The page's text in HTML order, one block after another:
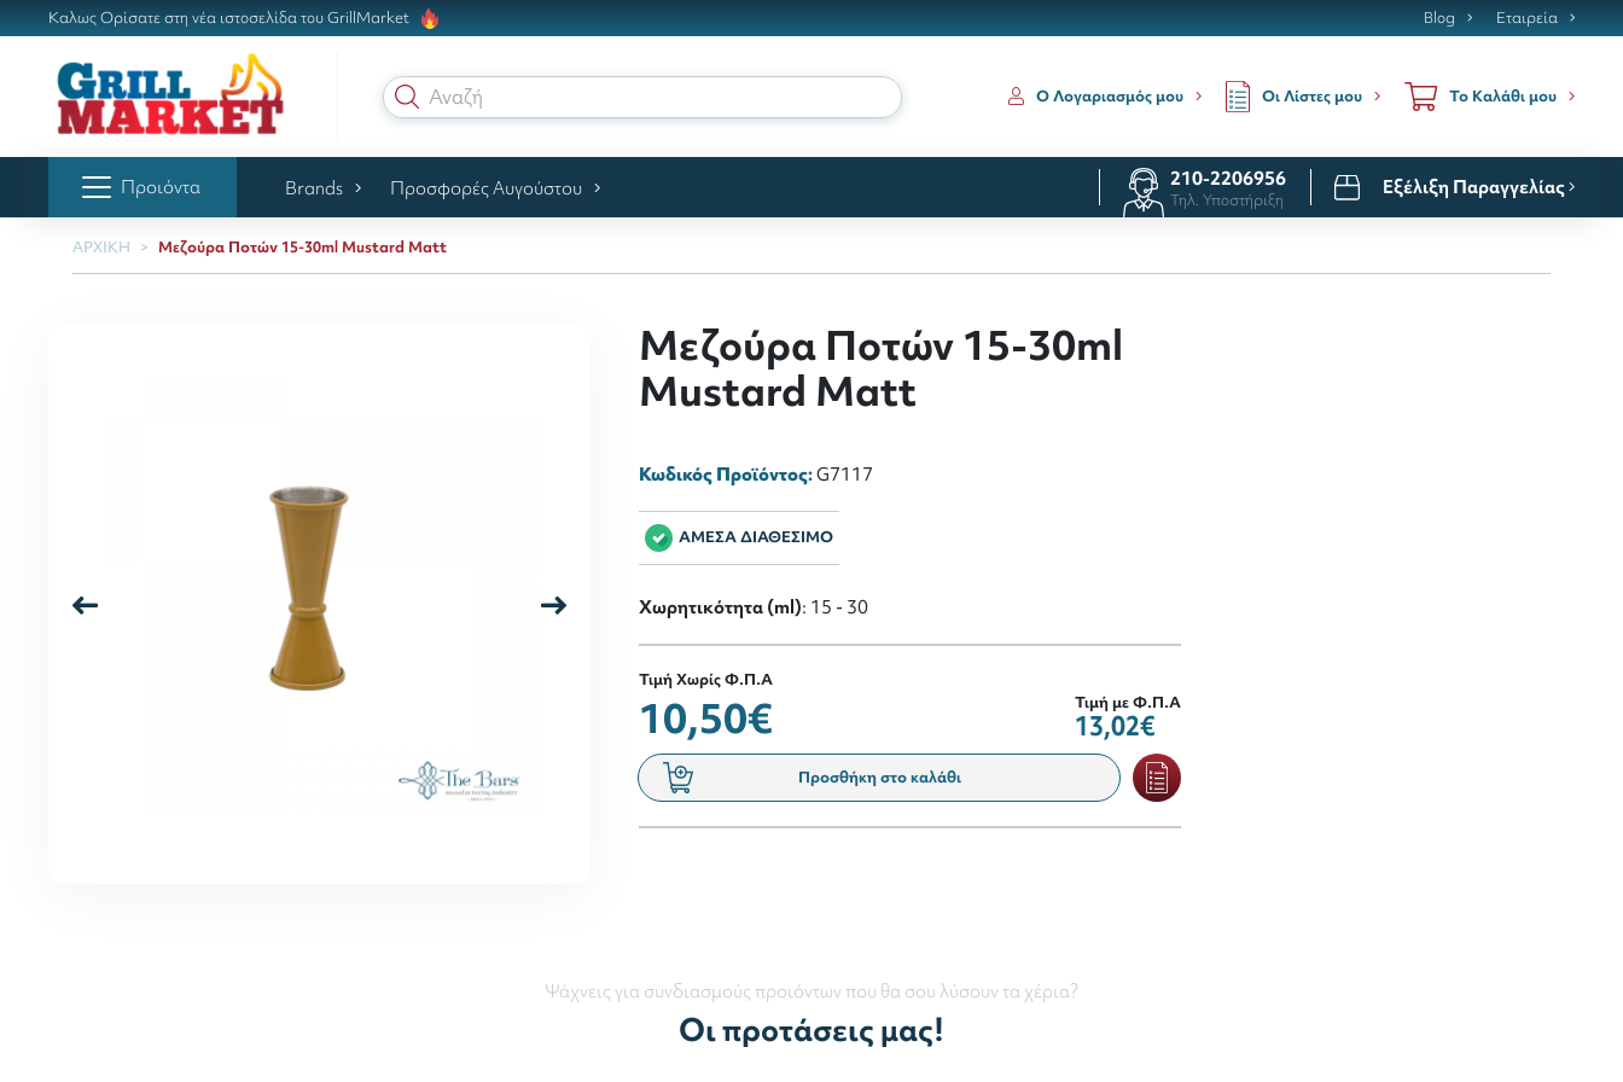
Καλως Ορίσατε στη νέα ιστοσελίδα του GrillMarket Blog Εταιρεία
Αναζήτηση γ Ο Λογαριασμός μου Οι Λίστες μου Το Καλάθι μου
Προιόντα Brands Προσφορές Αυγούστου 210-2206956
Τηλ. Υποστήριξη
Εξέλιξη Παραγγελίας
ΑΡΧΙΚΗ Μεζούρα Ποτών 15-30ml Mustard Matt
Μεζούρα Ποτών 15-30ml
Mustard Matt
Κωδικός Προϊόντος:G7117
ΑΜΕΣΑ ΔΙΑΘΕΣΙΜΟ
Χωρητικότητα (ml): 15 - 30
Τιμή Χωρίς Φ.Π.Α
10,50€ Τιμή με Φ.Π.Α
13,02€
Προσθήκη στο καλάθι
Ψάχνεις για συνδιασμούς προιόντων που θα σου λύσουν τα χέρια?
Οι προτάσεις μας!